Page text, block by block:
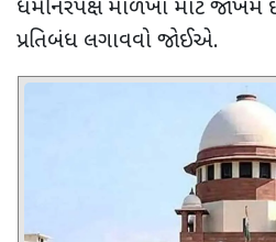
ધર્મનિરપેક્ષ માળખા માટે
પ્રતિબંધ લગાવવો જોઈએ.